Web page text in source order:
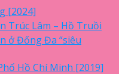
[2024]
Trúc Lâm – Hồ Truồi
ở Đống Đa “siêu
Hồ Chí Minh [2019]